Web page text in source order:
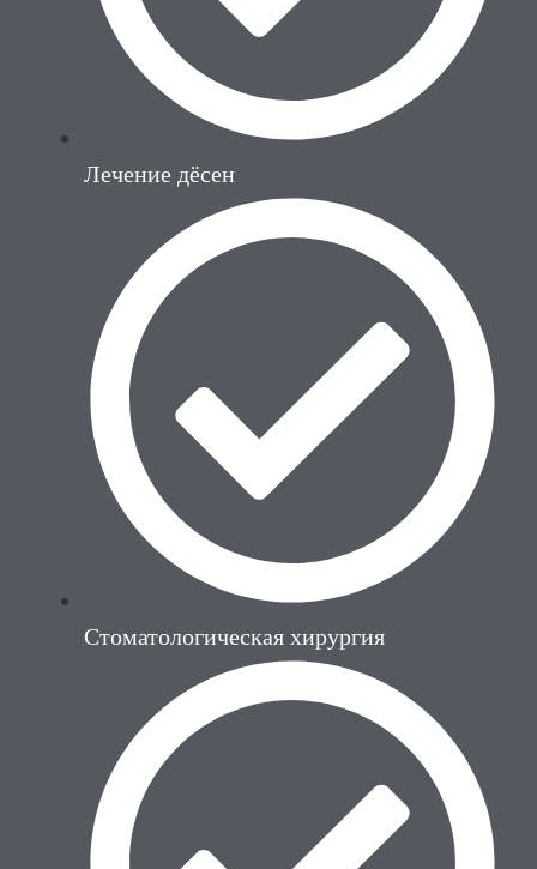
Лечение дёсен
Стоматологическая хирургия